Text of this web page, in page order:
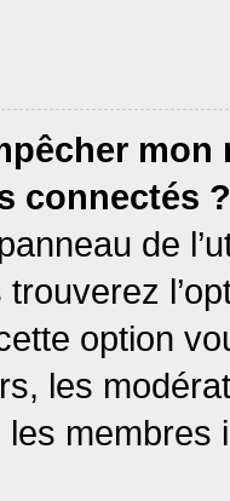
mon
connectés ?
de
option
les
membres